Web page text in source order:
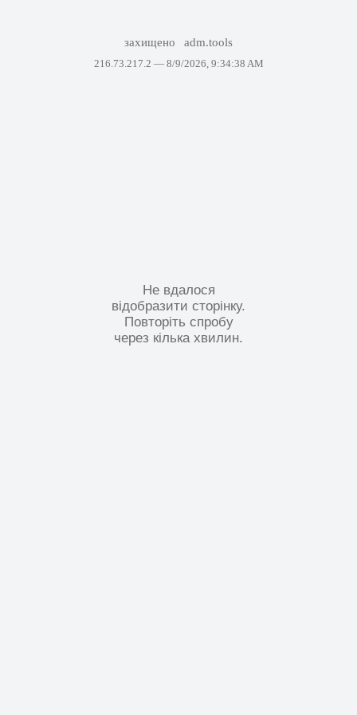
захищено adm.tools
216.73.217.2 — 8/9/2026, 9:34:38 AM
Не вдалося
відобразити сторінку.
Повторіть спробу
через кілька хвилин.